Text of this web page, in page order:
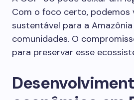
Com o foco certo, podemos
sustentável para a Amazônia
comunidades. O
para preservar esse